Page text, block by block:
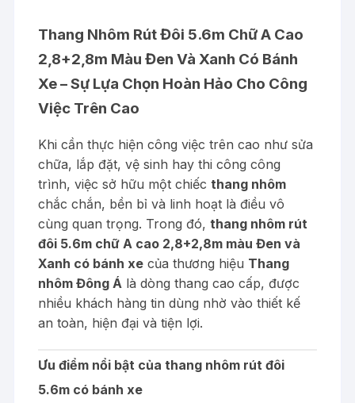
Thang Nhôm Rút Đôi 5.6m Chữ A Cao
2,8+2,8m Màu Đen Và Xanh Có Bánh
Xe – Sự Lựa Chọn Hoàn Hảo Cho Công
Việc Trên Cao
Khi cần thực hiện công việc trên cao như sửa
chữa, lắp đặt, vệ sinh hay thi công công
trình, việc sở hữu một chiếcthang nhôm
chắc chắn, bền bỉ và linh hoạt là điều vô
cùng quan trọng. Trong đó,thang nhôm rút
đôi 5.6m chữ A cao 2,8+2,8m màu Đen và
Xanh có bánh xe của thương hiệu Thang
nhôm Đông Á là dòng thang cao cấp, được
nhiều khách hàng tin dùng nhờ vào thiết kế
an toàn, hiện đại và tiện lợi.
Ưu điểm nổi bật của thang nhôm rút đôi
5.6m có bánh xe